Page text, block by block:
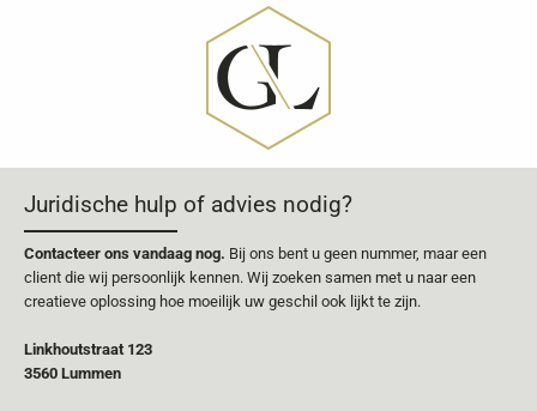
Juridische hulp of advies nodig?
Contacteer ons vandaag nog. Bij ons bent u geen nummer, maar een
client die wij persoonlijk kennen. Wij zoeken samen met u naar een
creatieve oplossing hoe moeilijk uw geschil ook lijkt te zijn.
Linkhoutstraat 123
3560 Lummen